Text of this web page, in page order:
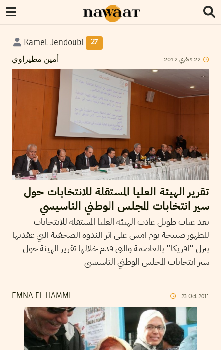
Kamel Jendoubi 27
أمين مطيراوي 22 فيفري2012
تقرير الهيئة العليا المستقلة للانتخابات حول
سير انتخابات المجلس الوطني التاسيسي
بعد غياب طويل عادت الهيئة العليا المستقلة للانتخابات
للظهور صبيحة يوم امس على اثر الندوة الصحفية التي عقدتها
بنزل “افريكا” بالعاصمة والتي قدم خلالها تقرير الهيئة حول
سير انتخابات المجلس الوطني التاسيسي
EMNA EL HAMMI 23 Oct 2011